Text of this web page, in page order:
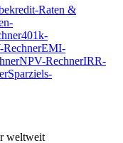
Raten &
401k-
EMI-
NPV-RechnerIRR-
Sparziels-
weltweit